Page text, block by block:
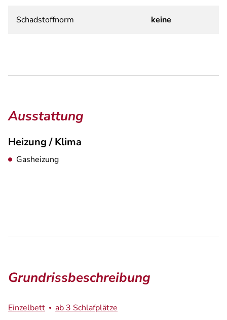
Schadstoffnorm keine
Ausstattung
Heizung / Klima
Gasheizung
Grundrissbeschreibung
Einzelbett ab 3 Schlafplätze